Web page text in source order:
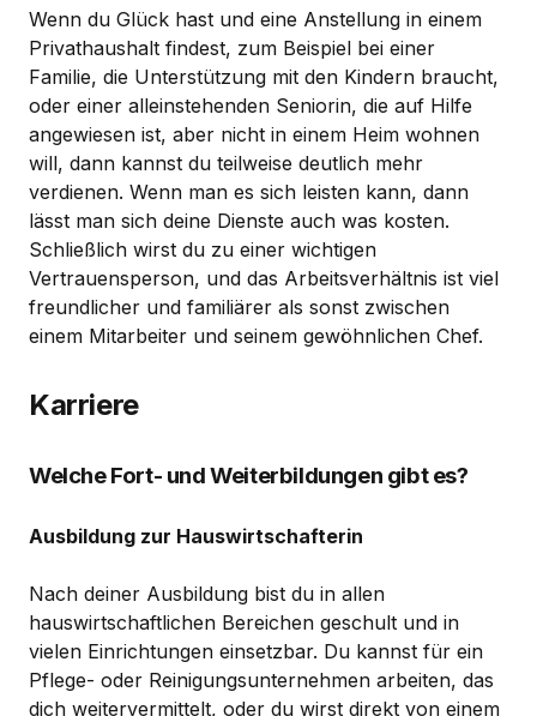
Wenn du Glück hast und eine Anstellung in einem
Privathaushalt findest, zum Beispiel bei einer
Familie, die Unterstützung mit den Kindern braucht,
oder einer alleinstehenden Seniorin, die auf Hilfe
angewiesen ist, aber nicht in einem Heim wohnen
will, dann kannst du teilweise deutlich mehr
verdienen. Wenn man es sich leisten kann, dann
lässt man sich deine Dienste auch was kosten.
Schließlich wirst du zu einer wichtigen
Vertrauensperson, und das Arbeitsverhältnis ist viel
freundlicher und familiärer als sonst zwischen
einem Mitarbeiter und seinem gewöhnlichen Chef.
Karriere
Welche Fort- und Weiterbildungen gibt es?
Ausbildung zur Hauswirtschafterin
Nach deiner Ausbildung bist du in allen
hauswirtschaftlichen Bereichen geschult und in
vielen Einrichtungen einsetzbar. Du kannst für ein
Pflege- oder Reinigungsunternehmen arbeiten, das
dich weitervermittelt, oder du wirst direkt von einem